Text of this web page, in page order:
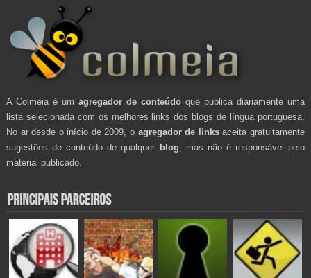
A Colmeia é um agregador de conteúdo que publica diariamente uma
lista selecionada com os melhores links dos blogs de língua portuguesa.
No ar desde o início de 2009, o agregador de linksaceita gratuitamente
sugestões de conteúdo de qualquer blog , mas não é responsável pelo
material publicado.